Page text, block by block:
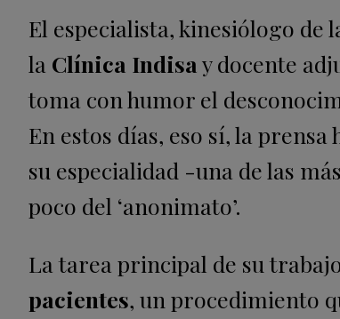
El especialista, kinesiólogo de
la Clínica Indisa y docente
toma con humor el
En estos días, eso sí, la
su especialidad -una de las
poco del ‘anonimato’.
La tarea principal de su
pacientes, un procedimiento